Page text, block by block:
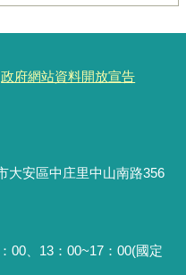
政府網站資料開放宣告
安區中庄里中山南路356
00、13：00~17：00(國定